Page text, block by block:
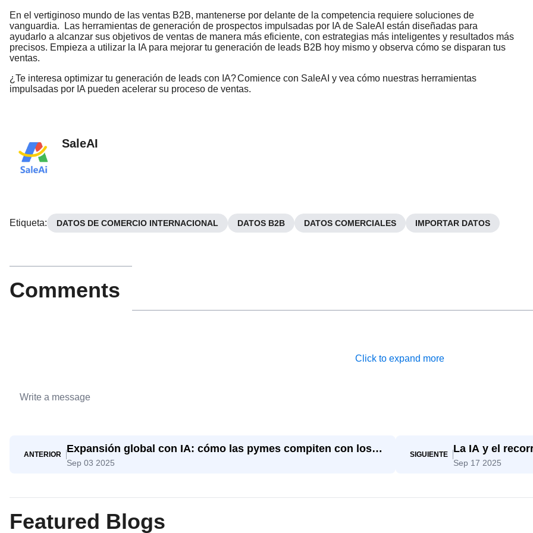
En el vertiginoso mundo de las ventas B2B, mantenerse por delante de la competencia requiere soluciones de
vanguardia.
Las herramientas de generación de prospectos impulsadas por IA de SaleAI están diseñadas para
ayudarlo a alcanzar sus objetivos de ventas de manera más eficiente, con estrategias más inteligentes y resultados más
precisos. Empieza a utilizar la IA para mejorar tu generación de leads B2B hoy mismo y observa cómo se disparan tus
ventas.
¿Te interesa optimizar tu generación de leads con IA?Comience con SaleAI y vea cómo nuestras herramientas
impulsadas por IA pueden acelerar su proceso de ventas.
SaleAI
Etiqueta: DATOS DE COMERCIO INTERNACIONAL DATOS B2B DATOS COMERCIALES IMPORTAR DATOS
Comments
Click to expand more
ANTERIOR
Expansión global con IA: cómo las pymes compiten con los
gigantes
Sep 03 2025
SIGUIENTE
La IA y el
decisión
Sep 17 2025
Featured Blogs